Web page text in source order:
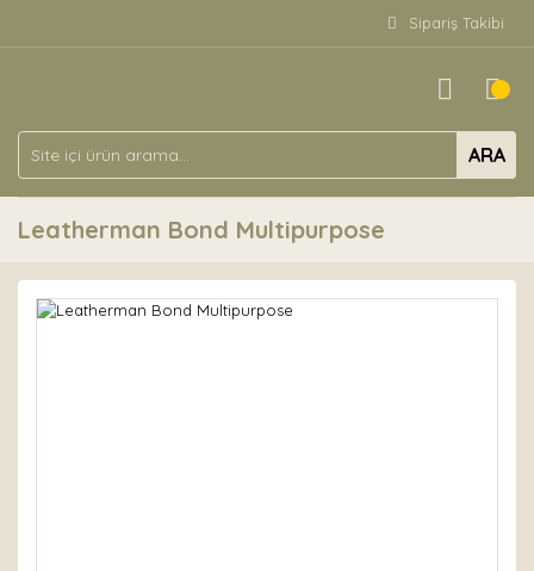
Sipariş Takibi
ARA
Leatherman Bond Multipurpose